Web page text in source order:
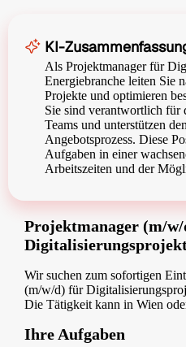
KI-
Als Projektmanager für
Energiebranche leiten Sie
Projekte und optimieren
Sie sind verantwortlich für
Teams und unterstützen
Angebotsprozess. Diese
Aufgaben in einer
Arbeitszeiten und der
Projektmanager (m/
Wir suchen zum sofortigen
(m/w/d) für
Die Tätigkeit kann in Wien
Ihre Aufgaben